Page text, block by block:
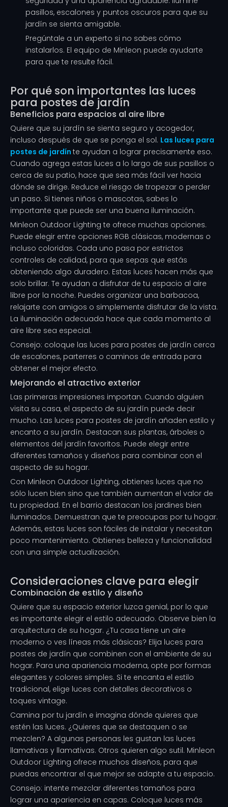
pasillos, escalones y puntos oscuros para que su
jardín se sienta amigable.
Pregúntale a un experto si no sabes cómo
instalarlos. El equipo de Minleon puede ayudarte
para que te resulte fácil.
Por qué son importantes las luces
para postes de jardín
Beneficios para espacios al aire libre
Quiere que su jardín se sienta seguro y acogedor,
incluso después de que se ponga el sol. Las luces para
postes de jardín te ayudan a lograr precisamente eso.
Cuando agrega estas luces a lo largo de sus pasillos o
cerca de su patio, hace que sea más fácil ver hacia
dónde se dirige. Reduce el riesgo de tropezar o perder
un paso. Si tienes niños o mascotas, sabes lo
importante que puede ser una buena iluminación.
Minleon Outdoor Lighting te ofrece muchas opciones.
Puede elegir entre opciones RGB clásicas, modernas o
incluso coloridas. Cada uno pasa por estrictos
controles de calidad, para que sepas que estás
obteniendo algo duradero. Estas luces hacen más que
solo brillar. Te ayudan a disfrutar de tu espacio al aire
libre por la noche. Puedes organizar una barbacoa,
relajarte con amigos o simplemente disfrutar de la vista.
La iluminación adecuada hace que cada momento al
aire libre sea especial.
Consejo: coloque las luces para postes de jardín cerca
de escalones, parterres o caminos de entrada para
obtener el mejor efecto.
Mejorando el atractivo exterior
Las primeras impresiones importan. Cuando alguien
visita su casa, el aspecto de su jardín puede decir
mucho. Las luces para postes de jardín añaden estilo y
encanto a su jardín. Destacan sus plantas, árboles o
elementos del jardín favoritos. Puede elegir entre
diferentes tamaños y diseños para combinar con el
aspecto de su hogar.
Con Minleon Outdoor Lighting, obtienes luces que no
sólo lucen bien sino que también aumentan el valor de
tu propiedad. En el barrio destacan los jardines bien
iluminados. Demuestran que te preocupas por tu hogar.
Además, estas luces son fáciles de instalar y necesitan
poco mantenimiento. Obtienes belleza y funcionalidad
con una simple actualización.
Consideraciones clave para elegir
Combinación de estilo y diseño
Quiere que su espacio exterior luzca genial, por lo que
es importante elegir el estilo adecuado. Observe bien la
arquitectura de su hogar. ¿Tu casa tiene un aire
moderno o ves líneas más clásicas? Elija luces para
postes de jardín que combinen con el ambiente de su
hogar. Para una apariencia moderna, opte por formas
elegantes y colores simples. Si te encanta el estilo
tradicional, elige luces con detalles decorativos o
toques vintage.
Camina por tu jardín e imagina dónde quieres que
estén las luces. ¿Quieres que se destaquen o se
mezclen? A algunas personas les gustan las luces
llamativas y llamativas. Otros quieren algo sutil. Minleon
Outdoor Lighting ofrece muchos diseños, para que
puedas encontrar el que mejor se adapte a tu espacio.
Consejo: intente mezclar diferentes tamaños para
lograr una apariencia en capas. Coloque luces más